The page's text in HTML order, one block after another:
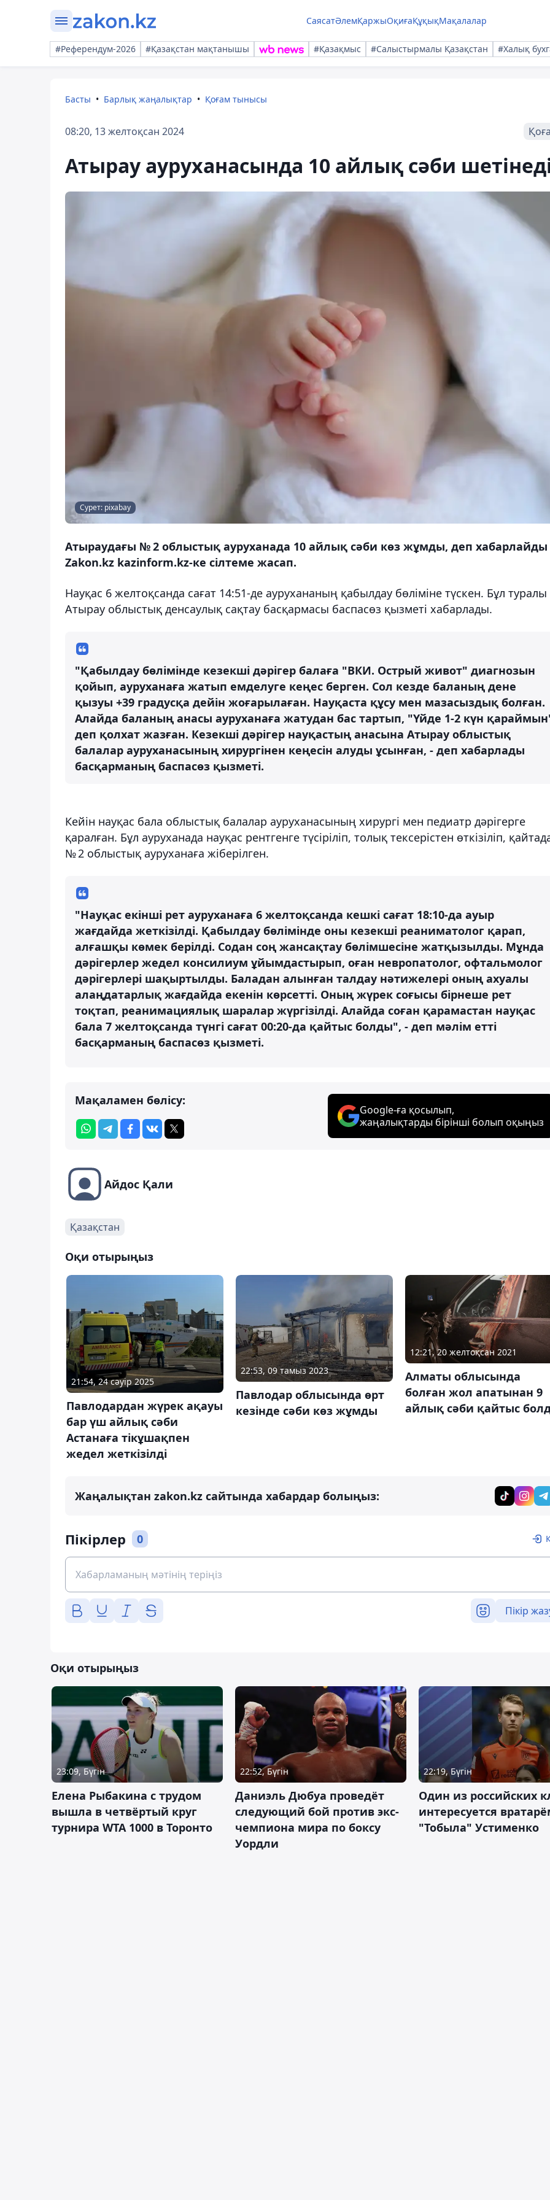
СаясатӘлемҚаржыОқиғаҚұқықМақалалар
#Референдум-2026 #Қазақстан мақтанышы #Қазақмыс #Салыстырмалы Қазақстан #Халық
Басты Барлық жаңалықтар Қоғам тынысы
08:20, 13 желтоқсан 2024
Атырау ауруханасында 10 айлық сәби
Сурет: pixabay
Атыраудағы № 2 облыстық ауруханада 10 айлық сәби көз жұмды, деп хабарлайды
Zakon.kz kazinform.kz-ке сілтеме жасап.
Науқас 6 желтоқсанда сағат 14:51-де аурухананың қабылдау бөліміне түскен. Бұл туралы
Атырау облыстық денсаулық сақтау басқармасы баспасөз қызметі хабарлады.
"Қабылдау бөлімінде кезекші дәрігер балаға "ВКИ. Острый живот" диагнозын
қойып, ауруханаға жатып емделуге кеңес берген. Сол кезде баланың дене
қызуы +39 градусқа дейін жоғарылаған. Науқаста құсу мен мазасыздық болған.
Алайда баланың анасы ауруханаға жатудан бас тартып, "Үйде 1-2 күн
деп қолхат жазған. Кезекші дәрігер науқастың анасына Атырау облыстық
балалар ауруханасының хирургінен кеңесін алуды ұсынған, - деп хабарлады
басқарманың баспасөз қызметі.
Кейін науқас бала облыстық балалар ауруханасының хирургі мен педиатр дәрігерге
қаралған. Бұл ауруханада науқас рентгенге түсіріліп, толық тексерістен өткізіліп,
№ 2 облыстық ауруханаға жіберілген.
"Науқас екінші рет ауруханаға 6 желтоқсанда кешкі сағат 18:10-да ауыр
жағдайда жеткізілді. Қабылдау бөлімінде оны кезекші реаниматолог қарап,
алғашқы көмек берілді. Содан соң жансақтау бөлімшесіне жатқызылды. Мұнда
дәрігерлер жедел консилиум ұйымдастырып, оған невропатолог, офтальмолог
дәрігерлері шақыртылды. Баладан алынған талдау нәтижелері оның ахуалы
алаңдатарлық жағдайда екенін көрсетті. Оның жүрек соғысы бірнеше рет
тоқтап, реанимациялық шаралар жүргізілді. Алайда соған қарамастан науқас
бала 7 желтоқсанда түнгі сағат 00:20-да қайтыс болды", - деп мәлім етті
басқарманың баспасөз қызметі.
Мақаламен бөлісу:
Google-ға қосылып,
жаңалықтарды бірінші болып оқыңыз
Айдос Қали
Қазақстан
Оқи отырыңыз
21:54, 24 сәуір 2025
Павлодардан жүрек ақауы
бар үш айлық сәби
Астанаға тікұшақпен
жедел жеткізілді
22:53, 09 тамыз 2023
Павлодар облысында өрт
кезінде сәби көз жұмды
12:21, 20 желтоқсан 2021
Алматы облысында
болған жол апатынан 9
айлық сәби қайтыс
Жаңалықтан zakon.kz сайтында хабардар болыңыз:
Пікірлер 0
Пікір
Оқи отырыңыз
23:09, Бүгін
Елена Рыбакина с трудом
вышла в четвёртый круг
турнира WTA 1000 в Торонто
22:52, Бүгін
Даниэль Дюбуа проведёт
следующий бой против экс-
чемпиона мира по боксу
Уордли
22:19, Бүгін
Один из российских
интересуется
"Тобыла" Устименко